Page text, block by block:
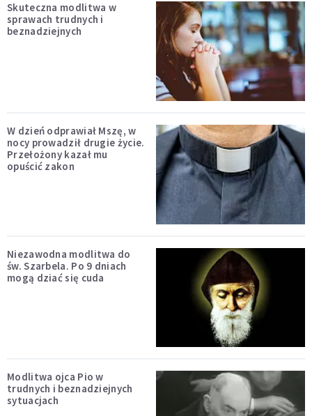
Skuteczna modlitwa w
sprawach trudnych i
beznadziejnych
W dzień odprawiał Mszę, w
nocy prowadził drugie życie.
Przełożony kazał mu
opuścić zakon
Niezawodna modlitwa do
św. Szarbela. Po 9 dniach
mogą dziać się cuda
Modlitwa ojca Pio w
trudnych i beznadziejnych
sytuacjach